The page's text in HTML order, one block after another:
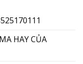
HAY CỦA